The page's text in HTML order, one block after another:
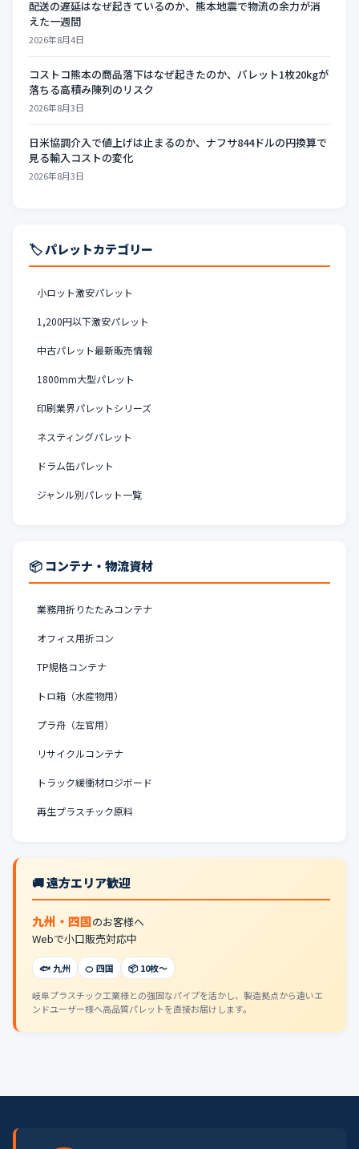
配送の遅延はなぜ起きているのか、熊本地震で物流の余力が消
えた一週間
2026年8月4日
コストコ熊本の商品落下はなぜ起きたのか、パレット1枚20kgが
落ちる高積み陳列のリスク
2026年8月3日
日米協調介入で値上げは止まるのか、ナフサ844ドルの円換算で
見る輸入コストの変化
2026年8月3日
🏷️ パレットカテゴリー
小ロット激安パレット
1,200円以下激安パレット
中古パレット最新販売情報
1800mm大型パレット
印刷業界パレットシリーズ
ネスティングパレット
ドラム缶パレット
ジャンル別パレット一覧
📦 コンテナ・物流資材
業務用折りたたみコンテナ
オフィス用折コン
TP規格コンテナ
トロ箱（水産物用）
プラ舟（左官用）
リサイクルコンテナ
トラック緩衝材ロジボード
再生プラスチック原料
🚚 遠方エリア歓迎
九州・四国のお客様へ
Webで小口販売対応中
🐟 九州 🍊 四国 📦 10枚〜
岐阜プラスチック工業様との強固なパイプを活かし、製造拠点から遠いエ
ンドユーザー様へ高品質パレットを直接お届けします。